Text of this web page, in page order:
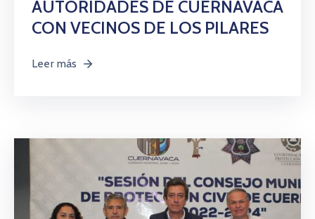
AUTORIDADES DE CUERNAVACA
CON VECINOS DE LOS PILARES
Leer más